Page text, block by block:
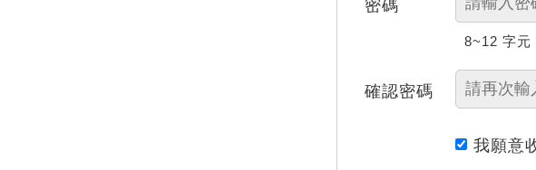
密碼
8~12 字元
確認密碼
我願意